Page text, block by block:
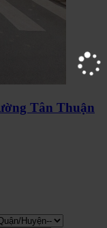
Tân Thuận